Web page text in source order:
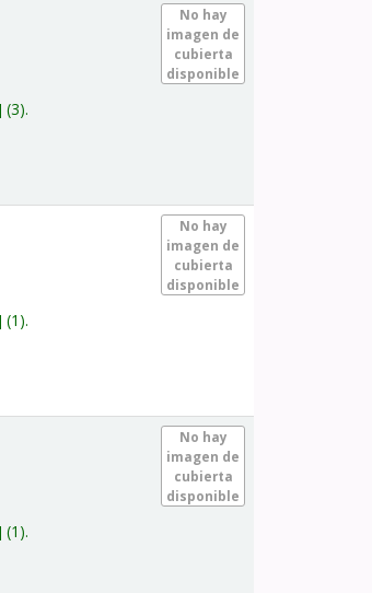
No hay
imagen de
cubierta
disponible
(3).
No hay
imagen de
cubierta
disponible
(1).
No hay
imagen de
cubierta
disponible
(1).